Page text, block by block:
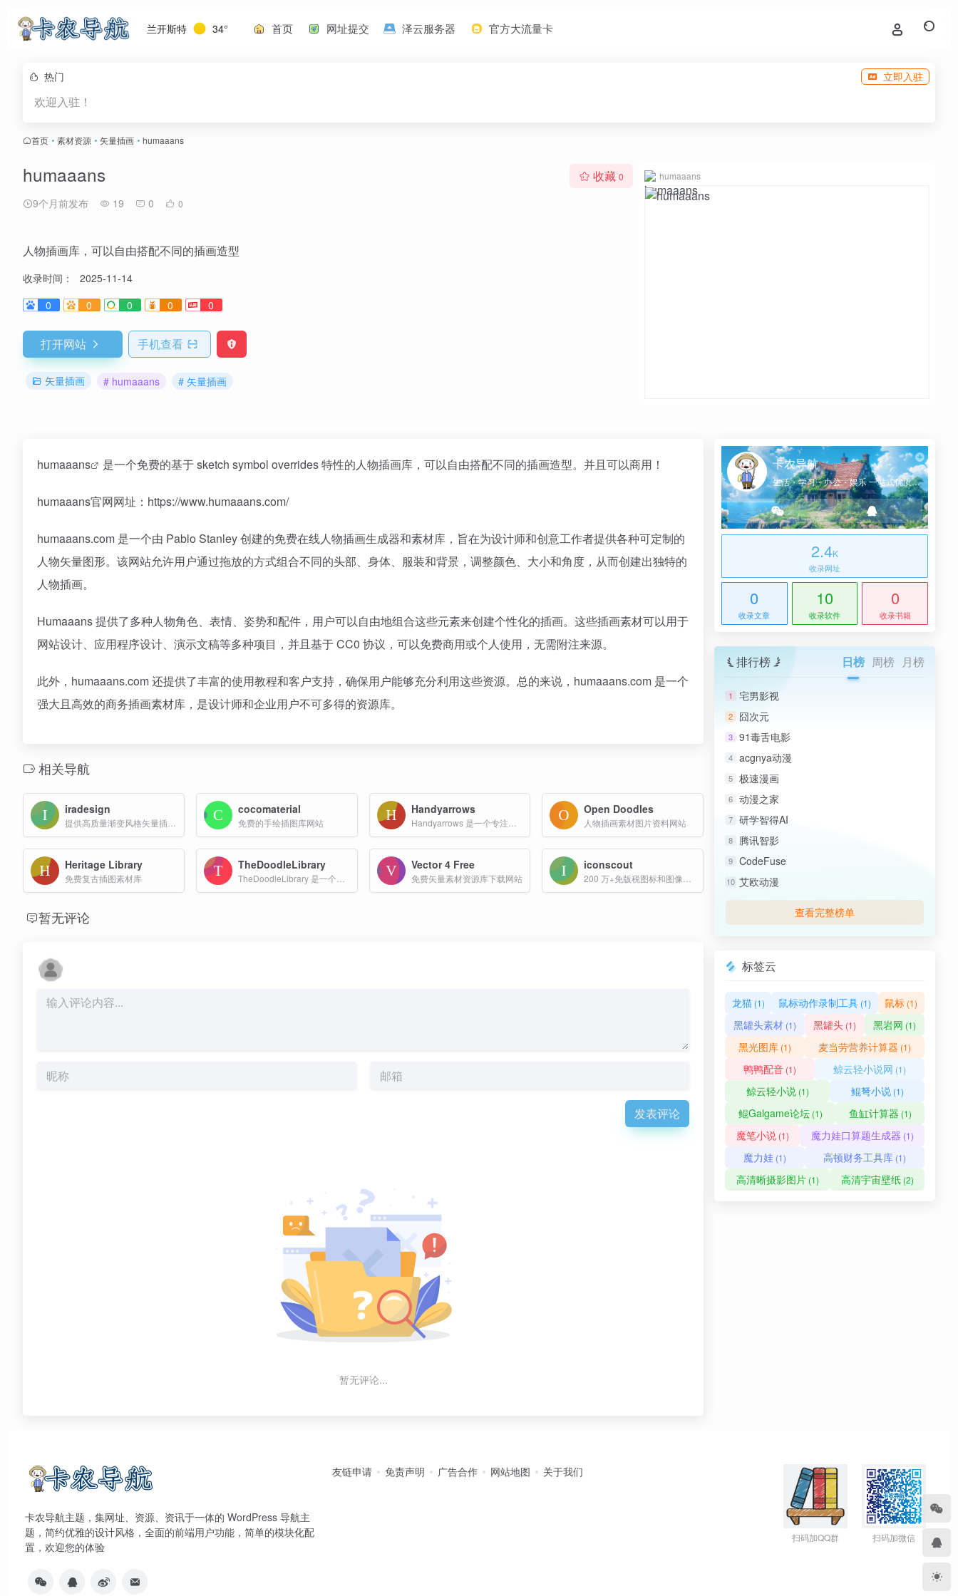
兰开斯特 34° 首页 网址提交 泽云服务器 官方大流量卡
热门 立即入驻
欢迎入驻！
首页 • 素材资源 • 矢量插画 • humaaans
humaaans
9个月前发布 19 0 0
收藏 0
人物插画库，可以自由搭配不同的插画造型
收录时间：
2025-11-14
0
0 0 0 0
打开网站 手机查看
矢量插画 # humaaans # 矢量插画
humaaans
humaaans 是一个免费的基于 sketch symbol overrides 特性的人物插画库，可以自由搭配不同的插画造型。并且可以商用！
humaaans官网网址：https://www.humaaans.com/
humaaans.com 是一个由 Pablo Stanley 创建的免费在线人物插画生成器和素材库，旨在为设计师和创意工作者提供各种可定制的
人物矢量图形。该网站允许用户通过拖放的方式组合不同的头部、身体、服装和背景，调整颜色、大小和角度，从而创建出独特的
人物插画。
Humaaans 提供了多种人物角色、表情、姿势和配件，用户可以自由地组合这些元素来创建个性化的插画。这些插画素材可以用于
网站设计、应用程序设计、演示文稿等多种项目，并且基于 CC0 协议，可以免费商用或个人使用，无需附注来源。
此外，humaaans.com 还提供了丰富的使用教程和客户支持，确保用户能够充分利用这些资源。总的来说，humaaans.com 是一个
强大且高效的商务插画素材库，是设计师和企业用户不可多得的资源库。
相关导航
iradesign cocomaterial
免费的手绘插图库网站
Handyarrows Open Doodles
人物插画素材图片资料网站
Heritage Library
免费复古插图素材库
TheDoodleLibrary Vector 4 Free
免费矢量素材资源库下载网站
iconscout
暂无评论
发表评论
暂无评论...
卡农导航
生活・学习・办公・娱乐 一站式优质网址导航
2.4K
收录网址
0
收录文章
10
收录软件
0
收录书籍
排行榜 日榜 周榜 月榜
1 宅男影视
2 囧次元
3 91毒舌电影
4 acgnya动漫
5 极速漫画
6 动漫之家
7 研学智得AI
8 腾讯智影
9 CodeFuse
10 艾欧动漫
查看完整榜单
标签云
龙猫(1) 鼠标动作录制工具(1) 鼠标 (1)
黑罐头素材 (1) 黑罐头 (1) 黑岩网 (1)
黑光图库 (1) 麦当劳营养计算器 (1)
鸭鸭配音 (1) 鲸云轻小说网 (1)
鲸云轻小说(1) 鲲弩小说(1)
鲲Galgame论坛(1) 鱼缸计算器 (1)
魔笔小说(1) 魔力娃口算题生成器 (1)
魔力娃 (1) 高顿财务工具库 (1)
高清晰摄影图片(1) 高清宇宙壁纸(2)
卡农导航主题，集网址、资源、资讯于一体的 WordPress 导航主
题，简约优雅的设计风格，全面的前端用户功能，简单的模块化配
置，欢迎您的体验
友链申请 免责声明 广告合作 网站地图 关于我们
扫码加QQ群 扫码加微信